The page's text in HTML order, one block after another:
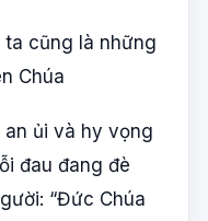
ta cũng là những
Chúa
ủi và hy vọng
đau đang đè
“Đức Chúa